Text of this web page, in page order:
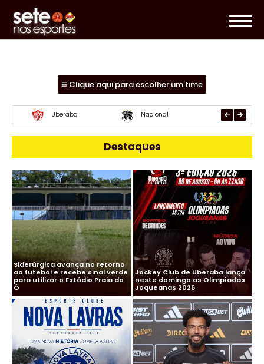
Clique aqui para escolher um time
Essube Mamoré URT
Destaques
Siderúrgica avança no retorno
ao futebol e recebe sinal verde
para utilizar o Estádio Praia do
Ó
Jockey Club de Uberaba lança
neste domingo as Olimpíadas
Joqueanas 2026